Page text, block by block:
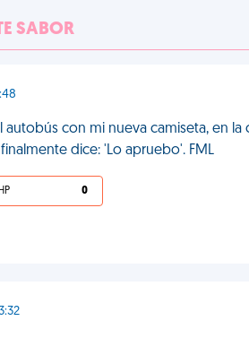
SABOR
con mi nueva camiseta, en
dice: 'Lo apruebo'. FML
0